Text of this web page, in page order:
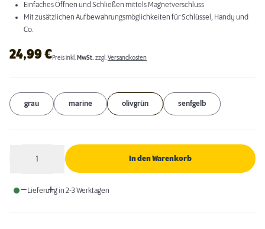
Einfaches Öffnen und Schließen mittels Magnetverschluss
Mit zusätzlichen Aufbewahrungsmöglichkeiten für Schlüssel, Handy und
Co.
24,99€Preis inkl. MwSt. zzgl.Versandkosten
grau marine olivgrün senfgelb
1 In den Warenkorb
Lieferung in 2-3 Werktagen